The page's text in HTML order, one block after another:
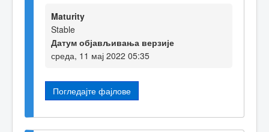
Maturity
Stable
Датум објављивања верзије
среда, 11 мај 2022 05:35
Погледајте фајлове